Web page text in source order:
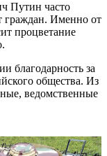
Путин часто
граждан. Именно от
процветание
благодарность за
общества. Из
ведомственные